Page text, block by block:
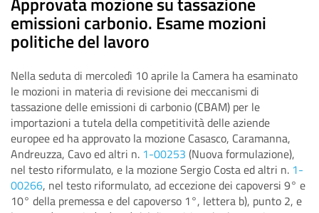
emissioni carbonio. Esame mozioni
politiche del lavoro
Nella seduta di mercoledì 10 aprile la Camera ha esaminato
le mozioni in materia di revisione dei meccanismi di
tassazione delle emissioni di carbonio (CBAM) per le
importazioni a tutela della competitività delle aziende
europee ed ha approvato la mozione Casasco, Caramanna,
Andreuzza, Cavo ed altri n. 1-00253 (Nuova formulazione),
nel testo riformulato, e la mozione Sergio Costa ed altri n. 1-
00266, nel testo riformulato, ad eccezione dei capoversi 9° e
10° della premessa e del capoverso 1°, lettera b), punto 2, e